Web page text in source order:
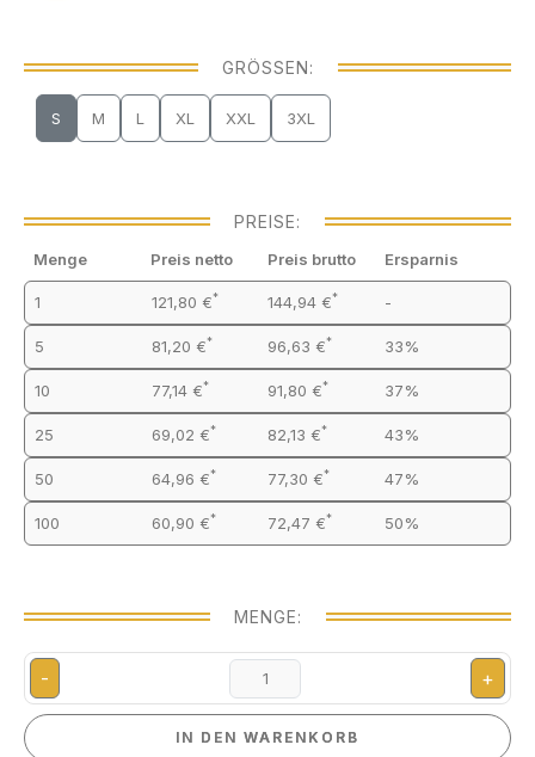
GRÖSSEN:
S M L XL XXL 3XL
PREISE:
Menge Preis netto Preis brutto Ersparnis
1 121,80 €* 144,94 €* -
5 81,20 €* 96,63 €* 33%
10 77,14 €* 91,80 €* 37%
25 69,02 €* 82,13 €* 43%
50 64,96 €* 77,30 €* 47%
100 60,90 €* 72,47 €* 50%
MENGE:
- +
IN DEN WARENKORB
IN DEN WARENKORB